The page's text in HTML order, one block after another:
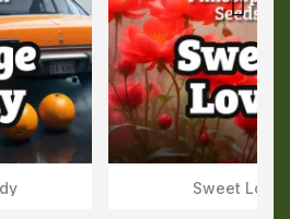
Aperçu
Sweet Love